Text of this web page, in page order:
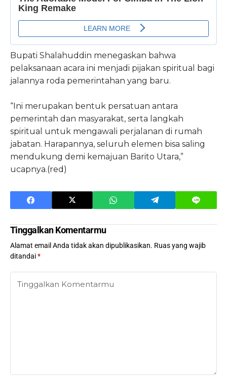
Bupati Shalahuddin menegaskan bahwa
pelaksanaan acara ini menjadi pijakan spiritual bagi
jalannya roda pemerintahan yang baru.
“Ini merupakan bentuk persatuan antara
pemerintah dan masyarakat, serta langkah
spiritual untuk mengawali perjalanan di rumah
jabatan. Harapannya, seluruh elemen bisa saling
mendukung demi kemajuan Barito Utara,”
ucapnya.(red)
Tinggalkan Komentarmu
Alamat email Anda tidak akan dipublikasikan. Ruas yang wajib
ditandai*